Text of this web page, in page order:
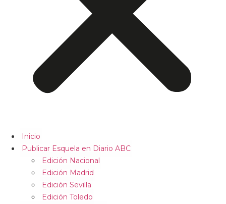
Inicio
Publicar Esquela en Diario ABC
Edición Nacional
Edición Madrid
Edición Sevilla
Edición Toledo